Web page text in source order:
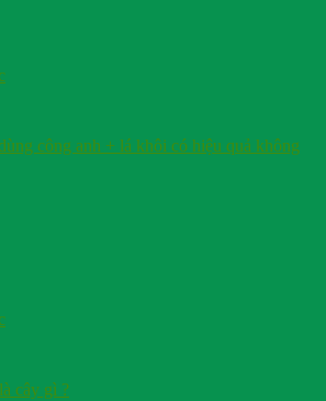
công anh + lá khôi có hiệu quả không
cây gì ?